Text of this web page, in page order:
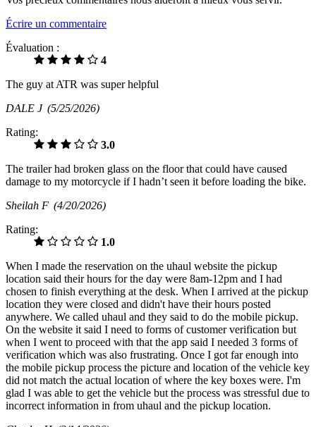
Écrire un commentaire
Évaluation :
4
The guy at ATR was super helpful
DALE J (5/25/2026)
Rating:
3.0
The trailer had broken glass on the floor that could have caused
damage to my motorcycle if I hadn’t seen it before loading the bike.
Sheilah F (4/20/2026)
Rating:
1.0
When I made the reservation on the uhaul website the pickup
location said their hours for the day were 8am-12pm and I had
chosen to finish everything at the desk. When I arrived at the pickup
location they were closed and didn't have their hours posted
anywhere. We called uhaul and they said to do the mobile pickup.
On the website it said I need to forms of customer verification but
when I went to proceed with that the app said I needed 3 forms of
verification which was also frustrating. Once I got far enough into
the mobile pickup process the picture and location of the vehicle key
did not match the actual location of where the key boxes were. I'm
glad I was able to get the vehicle but the process was stressful due to
incorrect information in from uhaul and the pickup location.